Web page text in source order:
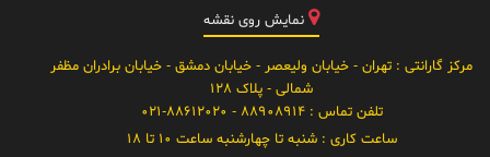
نمایش روی نقشه
مرکز گارانتی : تهران - خیابان ولیعصر - خیابان دمشق - خیابان برادران مظفر
شمالی - پلاک 128
تلفن تماس :88908914 - 021-88612020
ساعت کاری :شنبه تا چهارشنبه ساعت 10 تا 18